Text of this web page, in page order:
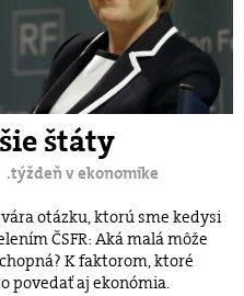
štáty
.týždeň v ekonomike
otázku, ktorú sme kedysi
ČSFR: Aká malá môže
K faktorom, ktoré
povedať aj ekonómia.